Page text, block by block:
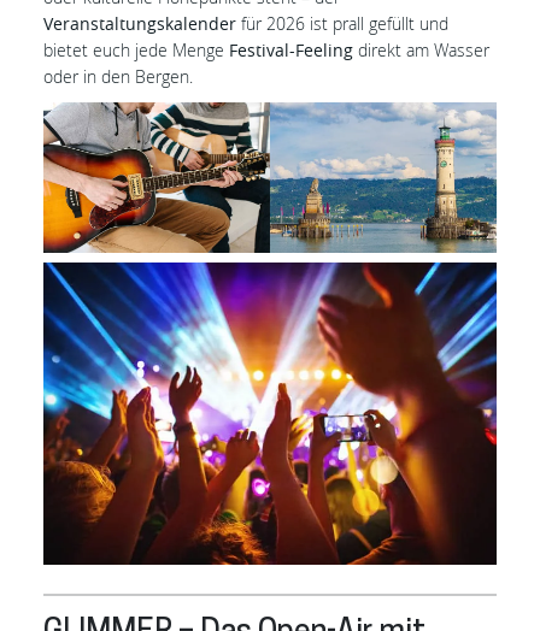
Veranstaltungskalender für 2026 ist prall gefüllt und
bietet euch jede Menge Festival-Feeling direkt am Wasser
oder in den Bergen.